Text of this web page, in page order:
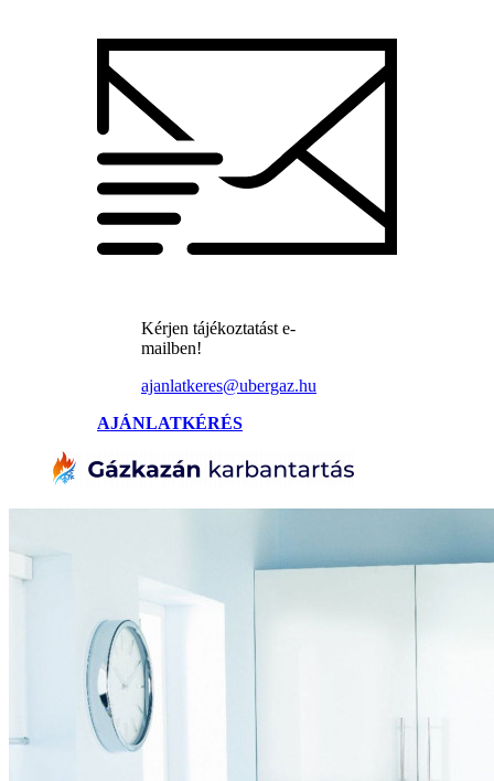
Kérjen tájékoztatást e-
mailben!
ajanlatkeres@ubergaz.hu
AJÁNLATKÉRÉS